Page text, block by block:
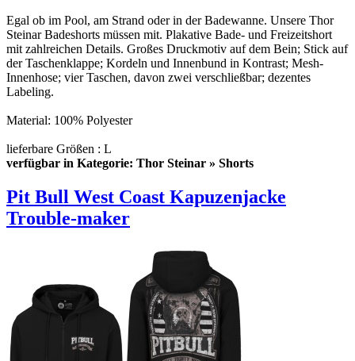
Egal ob im Pool, am Strand oder in der Badewanne. Unsere Thor
Steinar Badeshorts müssen mit. Plakative Bade- und Freizeitshort
mit zahlreichen Details. Großes Druckmotiv auf dem Bein; Stick auf
der Taschenklappe; Kordeln und Innenbund in Kontrast; Mesh-
Innenhose; vier Taschen, davon zwei verschließbar; dezentes
Labeling.
Material: 100% Polyester
lieferbare Größen : L
verfügbar in Kategorie: Thor Steinar » Shorts
Pit Bull West Coast Kapuzenjacke
Trouble-maker